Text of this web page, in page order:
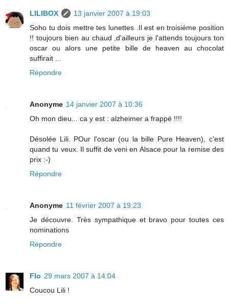
LILIBOX
13 janvier 2007 à 19:03
Soho tu dois mettre tes lunettes .Il est en troisiéme position
!! toujours bien au chaud ,d'ailleurs je l'attends toujours ton
oscar ou alors une petite bille de heaven au chocolat
suffirait ...
Répondre
Anonyme 14 janvier 2007 à 10:36
Oh mon dieu... ca y est : alzheimer a frappé !!!!
Désolée Lili. POur l'oscar (ou la bille Pure Heaven), c'est
quand tu veux. Il suffit de veni en Alsace pour la remise des
prix :-)
Répondre
Anonyme 11 février 2007 à 19:23
Je découvre. Très sympathique et bravo pour toutes ces
nominations
Répondre
Flo 29 mars 2007 à 14:04
Coucou Lili !